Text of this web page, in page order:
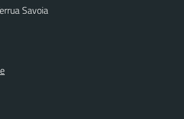
Savoia